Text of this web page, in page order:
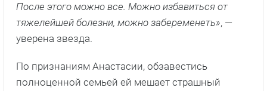
После этого можно все. Можно избавиться от
тяжелейшей болезни, можно забеременеть», —
уверена звезда.
По признаниям Анастасии, обзавестись
полноценной семьей ей мешает страшный